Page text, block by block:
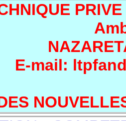
E-mail: